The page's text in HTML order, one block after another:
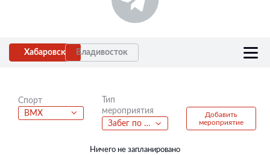
Хабаровск Владивосток
Спорт
BMX
Тип
мероприятия
Забег по пересеченной местности
Добавить
мероприятие
Ничего не запланировано